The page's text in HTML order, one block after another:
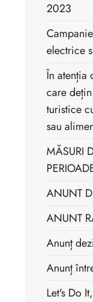
2023
electrice
În atenția
care
turistice
sau
MĂSURI
ANUNT
ANUNT
Anunț
Anunț
Let's Do